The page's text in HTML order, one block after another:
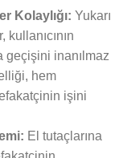
Kolaylığı: Yukarı
inanılmaz
hem
işini
El tutaçlarına